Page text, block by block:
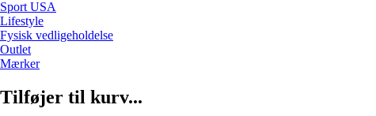
Sport USA
Lifestyle
Fysisk vedligeholdelse
Outlet
Mærker
Tilføjer til kurv...